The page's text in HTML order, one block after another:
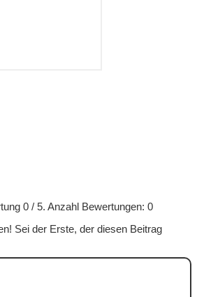
0 / 5. Anzahl Bewertungen: 0
Sei der Erste, der diesen Beitrag